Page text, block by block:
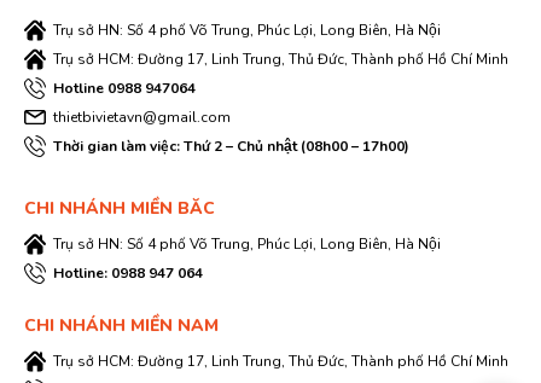
Trụ sở HN: Số 4 phố Võ Trung, Phúc Lợi, Long Biên, Hà Nội
Trụ sở HCM: Đường 17, Linh Trung, Thủ Đức, Thành phố Hồ Chí Minh
Hotline 0988 947064
thietbivietavn@gmail.com
Thời gian làm việc: Thứ 2 – Chủ nhật (08h00 – 17h00)
CHI NHÁNH MIỀN BĂC
Trụ sở HN: Số 4 phố Võ Trung, Phúc Lợi, Long Biên, Hà Nội
Hotline: 0988 947 064
CHI NHÁNH MIỀN NAM
Trụ sở HCM: Đường 17, Linh Trung, Thủ Đức, Thành phố Hồ Chí Minh